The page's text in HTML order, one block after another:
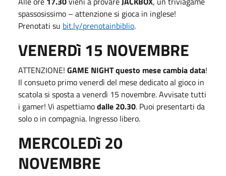
spassosissimo – attenzione si gioca in inglese!
Prenotati su bit.ly/prenotainbiblio.
VENERDì 15 NOVEMBRE
ATTENZIONE! GAME NIGHTquesto mese cambia data!
Il consueto primo venerdì del mese dedicato al gioco in
scatola si sposta a venerdì 15 novembre. Avvisate tutti
i gamer! Vi aspettiamodalle 20.30. Puoi presentarti da
solo o in compagnia. Ingresso libero.
MERCOLEDì 20
NOVEMBRE